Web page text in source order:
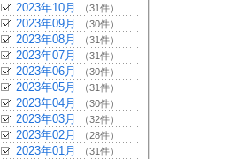
2023年10月 （31件）
2023年09月 （30件）
2023年08月 （31件）
2023年07月 （31件）
2023年06月 （30件）
2023年05月 （31件）
2023年04月 （30件）
2023年03月 （32件）
2023年02月 （28件）
2023年01月 （31件）